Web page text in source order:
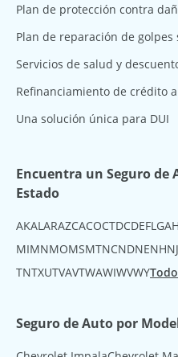
Plan de protección contra
Plan de reparación de
Servicios de salud y
Refinanciamiento de crédito
Una solución única para DUI
Encuentra un Seguro de
Estado
AKAL ARAZCACOCTDCDEFL GA
MIMNMOMSMTNCNDNENHNJ
TNTXUTVAVTWAWIWVWY
Seguro de Auto por